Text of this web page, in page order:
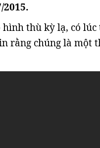
thù kỳ lạ, có
rằng chúng là một